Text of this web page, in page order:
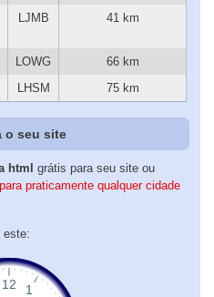
LJMB 41 km
LOWG
66 km
LHSM 75 km
o seu site
html grátis para seu site ou
praticamente qualquer cidade
este: